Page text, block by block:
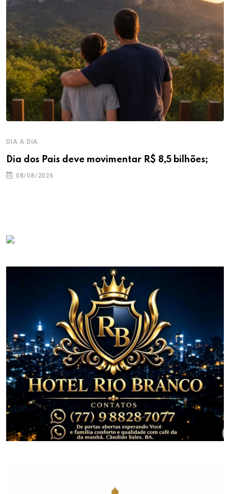
DIA A DIA
Dia dos Pais deve movimentar R$ 8,5 bilhões;
08/08/2026